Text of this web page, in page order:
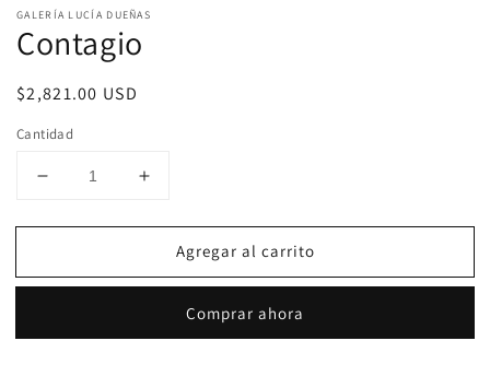
elemento
1
en
ventana
modal
GALERÍA LUCÍA DUEÑAS
Contagio
Precio
$2,821.00 USD
Cantidad
Reducir
para
Aumentar
para
Contagio
Agregar al carrito
Comprar ahora